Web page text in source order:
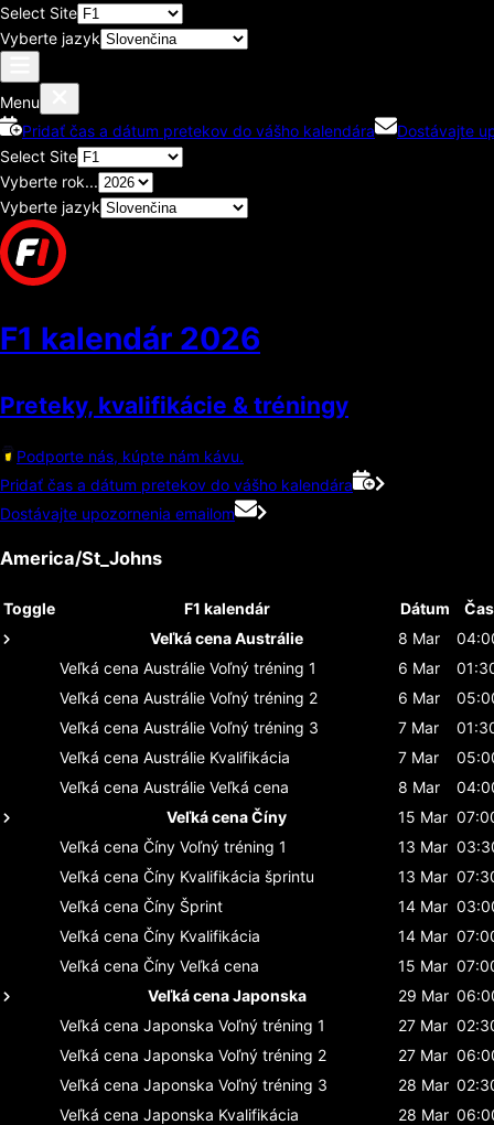
Select Site
Vyberte jazyk
Menu
Pridať čas a dátum pretekov do vášho kalendára
Dostávajte
Select Site
Vyberte rok...
Vyberte jazyk
F1 kalendár 2026
Preteky, kvalifikácie & tréningy
Podporte nás, kúpte nám kávu.
Pridať čas a dátum pretekov do vášho kalendára
Dostávajte upozornenia emailom
America/St_Johns
Toggle F1 kalendár Dátum
Čas
Veľká cena Austrálie
8 Mar
Veľká cena Austrálie Voľný tréning 1 6 Mar
Veľká cena Austrálie Voľný tréning 2 6 Mar
Veľká cena Austrálie Voľný tréning 3 7 Mar
Veľká cena Austrálie Kvalifikácia 7 Mar
Veľká cena Austrálie Veľká cena 8 Mar
Veľká cena Číny
15 Mar
Veľká cena Číny Voľný tréning 1 13 Mar
Veľká cena Číny Kvalifikácia šprintu 13 Mar
Veľká cena Číny Šprint 14 Mar
Veľká cena Číny Kvalifikácia 14 Mar
Veľká cena Číny Veľká cena 15 Mar
Veľká cena Japonska
29 Mar
Veľká cena Japonska Voľný tréning 1 27 Mar
Veľká cena Japonska Voľný tréning 2 27 Mar
Veľká cena Japonska Voľný tréning 3 28 Mar
Veľká cena Japonska Kvalifikácia 28 Mar